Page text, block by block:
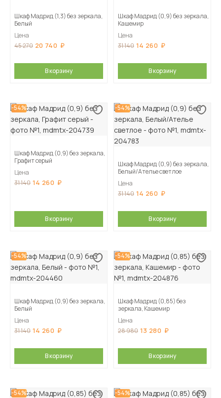
Шкаф Мадрид (1,3) без зеркала,
Белый
Цена
45 270 20 740
В корзину
Шкаф Мадрид (0,9) без зеркала,
Кашемир
Цена
31 140 14 260
В корзину
-54%
Шкаф Мадрид (0,9) без зеркала,
Графит серый
Цена
31 140 14 260
В корзину
-54%
Шкаф Мадрид (0,9) без зеркала,
Белый/Ателье светлое
Цена
31 140 14 260
В корзину
-54%
Шкаф Мадрид (0,9) без зеркала,
Белый
Цена
31 140 14 260
В корзину
-54%
Шкаф Мадрид (0,85) без
зеркала, Кашемир
Цена
28 980 13 280
В корзину
-54% -54%